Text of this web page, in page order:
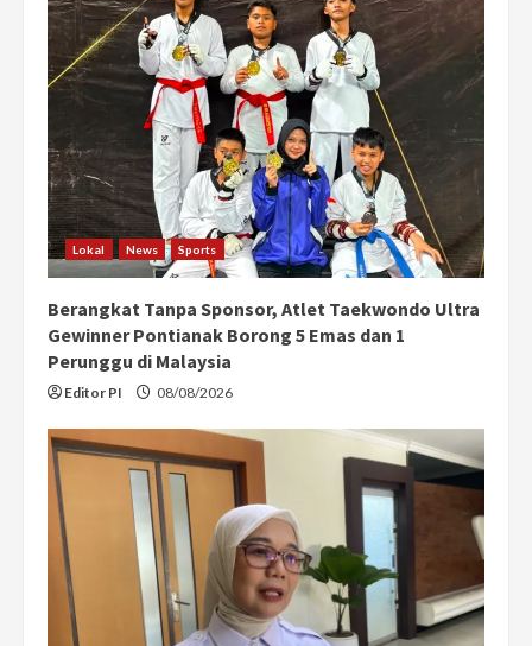
Lokal News Sports
Berangkat Tanpa Sponsor, Atlet Taekwondo Ultra
Gewinner Pontianak Borong 5 Emas dan 1
Perunggu di Malaysia
Editor PI 08/08/2026